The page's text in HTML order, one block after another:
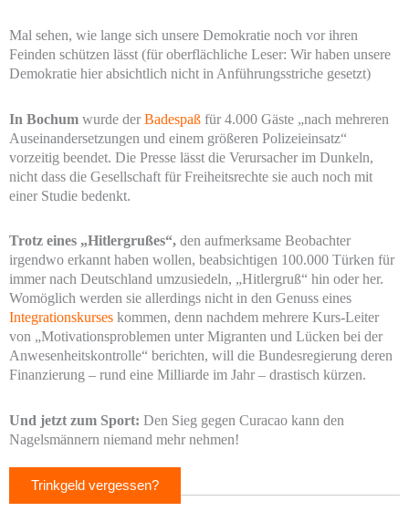
Mal sehen, wie lange sich unsere Demokratie noch vor ihren
Feinden schützen lässt (für oberflächliche Leser: Wir haben unsere
Demokratie hier absichtlich nicht in Anführungsstriche gesetzt)
In Bochum wurde der Badespaß für 4.000 Gäste „nach mehreren
Auseinandersetzungen und einem größeren Polizeieinsatz“
vorzeitig beendet. Die Presse lässt die Verursacher im Dunkeln,
nicht dass die Gesellschaft für Freiheitsrechte sie auch noch mit
einer Studie bedenkt.
Trotz eines „Hitlergrußes“, den aufmerksame Beobachter
irgendwo erkannt haben wollen, beabsichtigen 100.000 Türken für
immer nach Deutschland umzusiedeln, „Hitlergruß“ hin oder her.
Womöglich werden sie allerdings nicht in den Genuss eines
Integrationskurses kommen, denn nachdem mehrere Kurs-Leiter
von „Motivationsproblemen unter Migranten und Lücken bei der
Anwesenheitskontrolle“ berichten, will die Bundesregierung deren
Finanzierung – rund eine Milliarde im Jahr – drastisch kürzen.
Und jetzt zum Sport: Den Sieg gegen Curacao kann den
Nagelsmännern niemand mehr nehmen!
Trinkgeld vergessen?